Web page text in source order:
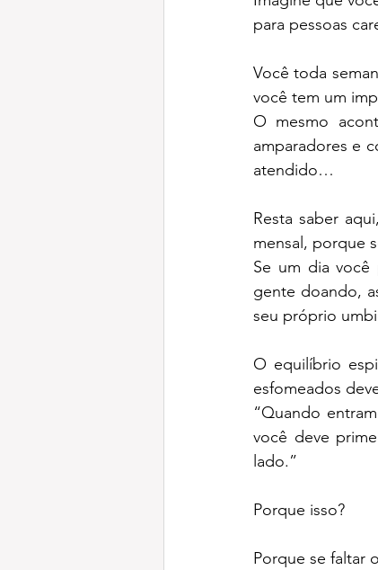
para pessoas
Você toda
você tem um
O mesmo
amparadores e
atendido…
Resta saber
mensal, porque
Se um dia
gente doando,
seu próprio
O equilíbrio
esfomeados
“Quando
você deve
lado.”
Porque isso?
Porque se faltar